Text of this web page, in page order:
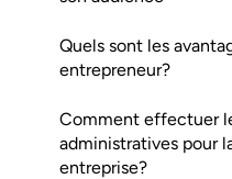
Quels sont les
entrepreneur?
Comment effectuer
administratives pour
entreprise?